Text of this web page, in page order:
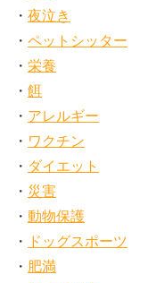
夜泣き
ペットシッター
栄養
餌
アレルギー
ワクチン
ダイエット
災害
動物保護
ドッグスポーツ
肥満